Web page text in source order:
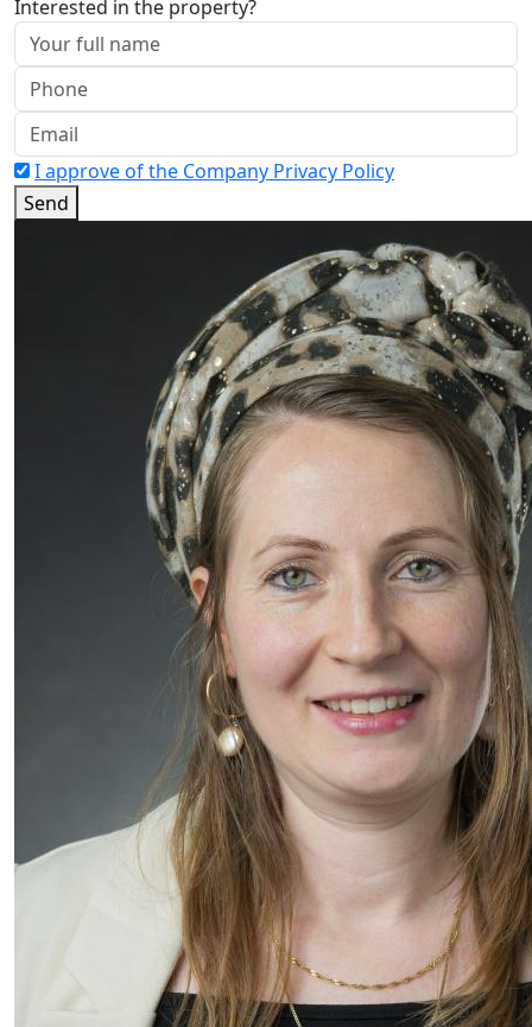
Interested in the property?
I approve of the Company Privacy Policy
Send